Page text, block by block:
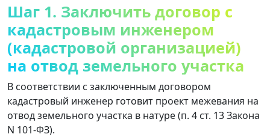
Шаг 1. Заключить договор с
кадастровым инженером
(кадастровой организацией)
на отвод земельного участка
В соответствии с заключенным договором
кадастровый инженер готовит проект межевания на
отвод земельного участка в натуре (п. 4 ст. 13 Закона
N 101-ФЗ).